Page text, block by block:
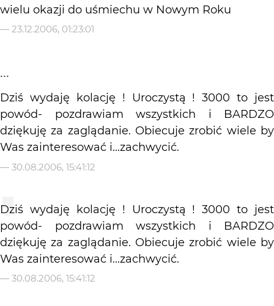
wielu okazji do uśmiechu w Nowym Roku
— 23.12.2006, 01:23:01
...
Dziś wydaję kolację ! Uroczystą ! 3000 to jest
powód- pozdrawiam wszystkich i BARDZO
dziękuję za zaglądanie. Obiecuje zrobić wiele by
Was zainteresować i...zachwycić.
— 30.08.2006, 15:41:12
Dziś wydaję kolację ! Uroczystą ! 3000 to jest
powód- pozdrawiam wszystkich i BARDZO
dziękuję za zaglądanie. Obiecuje zrobić wiele by
Was zainteresować i...zachwycić.
— 30.08.2006, 15:41:12